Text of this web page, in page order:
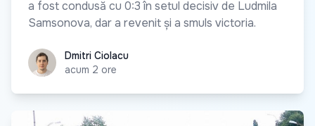
a fost condusă cu 0:3 în setul decisiv de Ludmila
Samsonova, dar a revenit și a smuls victoria.
Dmitri Ciolacu
Dmitri Ciolacu
acum 2 ore